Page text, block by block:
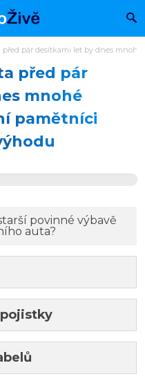
před pár desítkami let by dnes
před pár
mnohé
pamětníci
povinné výbavě
auta?